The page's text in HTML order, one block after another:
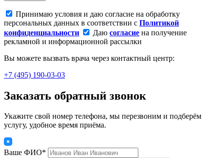
Принимаю условия и даю согласие на обработку
персональных данных в соответствии с Политикой
конфиденциальности
Даю согласие на получение
рекламной и информационной рассылки
Вы можете вызвать врача через контактный центр:
+7 (495) 190-03-03
Заказать обратный звонок
Укажите свой номер телефона, мы перезвоним и подберём
услугу, удобное время приёма.
Ваше ФИО*